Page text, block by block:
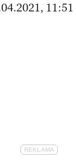
11:51
przyjaciela